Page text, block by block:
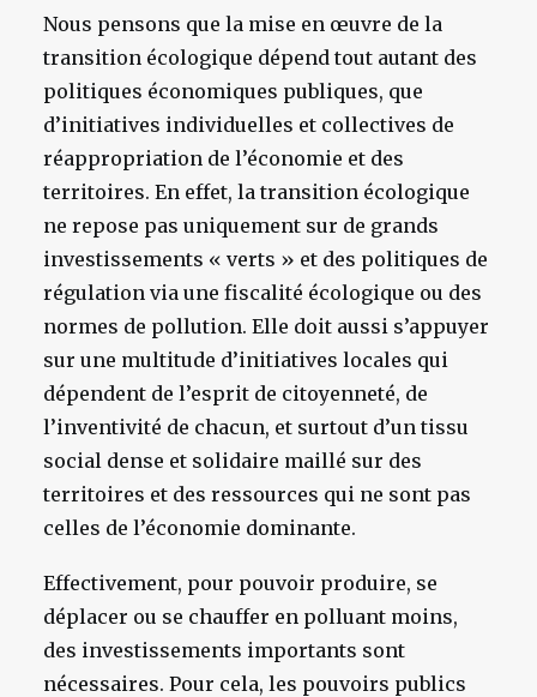
Nous pensons que la mise en œuvre de la
transition écologique dépend tout autant des
politiques économiques publiques, que
d’initiatives individuelles et collectives de
réappropriation de l’économie et des
territoires. En effet, la transition écologique
ne repose pas uniquement sur de grands
investissements « verts » et des politiques de
régulation via une fiscalité écologique ou des
normes de pollution. Elle doit aussi s’appuyer
sur une multitude d’initiatives locales qui
dépendent de l’esprit de citoyenneté, de
l’inventivité de chacun, et surtout d’un tissu
social dense et solidaire maillé sur des
territoires et des ressources qui ne sont pas
celles de l’économie dominante.
Effectivement, pour pouvoir produire, se
déplacer ou se chauffer en polluant moins,
des investissements importants sont
nécessaires. Pour cela, les pouvoirs publics